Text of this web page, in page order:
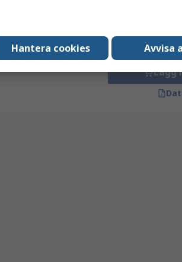
128-738
8212-46-47
Lägg
Hantera cookies Avvisa